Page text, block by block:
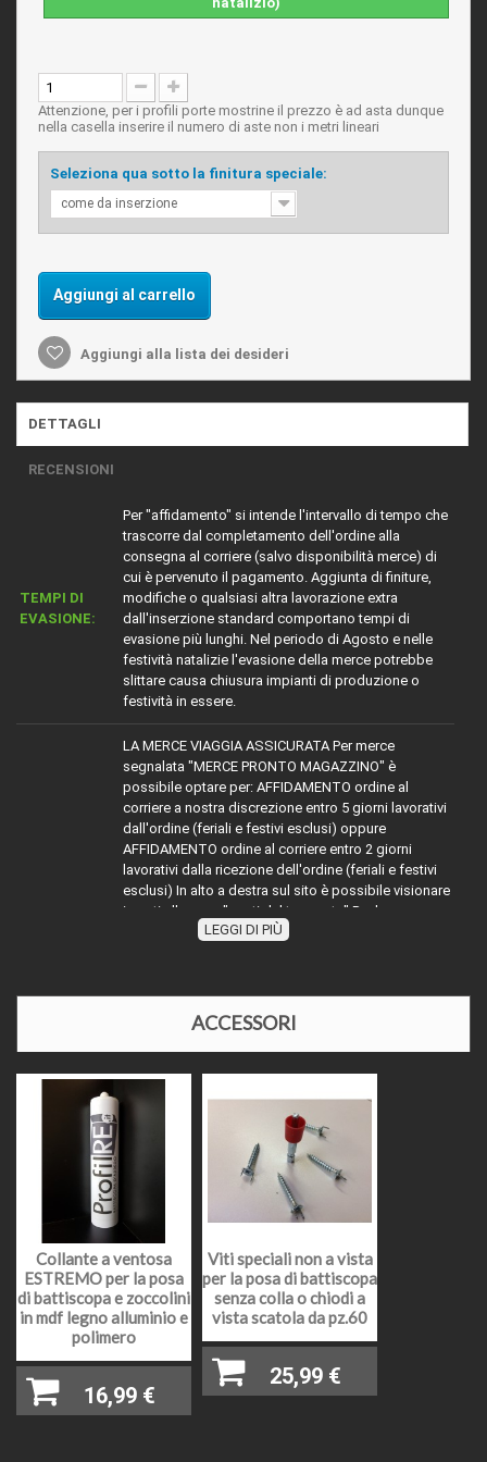
Attenzione, per i profili porte mostrine il prezzo è ad asta dunque
nella casella inserire il numero di aste non i metri lineari
Seleziona qua sotto la finitura speciale:
come da inserzione
Aggiungi al carrello
Aggiungi alla lista dei desideri
DETTAGLI
RECENSIONI
TEMPI DI
EVASIONE:
Per "affidamento" si intende l'intervallo di tempo che
trascorre dal completamento dell'ordine alla
consegna al corriere (salvo disponibilità merce) di
cui è pervenuto il pagamento. Aggiunta di finiture,
modifiche o qualsiasi altra lavorazione extra
dall'inserzione standard comportano tempi di
evasione più lunghi. Nel periodo di Agosto e nelle
festività natalizie l'evasione della merce potrebbe
slittare causa chiusura impianti di produzione o
festività in essere.
LA MERCE VIAGGIA ASSICURATA Per merce
segnalata "MERCE PRONTO MAGAZZINO" è
possibile optare per: AFFIDAMENTO ordine al
corriere a nostra discrezione entro 5 giorni lavorativi
dall'ordine (feriali e festivi esclusi) oppure
AFFIDAMENTO ordine al corriere entro 2 giorni
lavorativi dalla ricezione dell'ordine (feriali e festivi
esclusi) In alto a destra sul sito è possibile visionare
i costi alla voce "costi del trasporto" Per la merce
con diciture diverse da MERCE PRONTO
evaso 2 giorni lavorativi) ai tempi dell'affidamento al
corriere richiesto, oppure contattarci
telefonicamente o via mail per disponibilità e relativi
tempi di affidamento al corriere. Nel periodo di
Agosto e nelle festività natalizie l'affidamento della
merce ai corrieri potrebbe slittare causa chiusura
impianti di produzione o festività in essere.
PREZZI E IVA
Il prezzo come indicato, si intende per asta da cm
225 (salvo indicazioni diverse) e comprensivo di iva
al 22%, il prodotto facendo parte dei prodotti definiti
"materia prima" ed essendo una sola cessione
senza la posa in opera, deve essere assoggettato
con iva al 22%, non è possibile avere un iva
agevolata ma è possibile inserirlo nella detrazione
fiscale.
DESCRIZIONE
Coprifilo mostrina in multistrato di legno
impiallacciato finitura grezza
TIPO DI
LEGGI DI PIÙ
ACCESSORI
Collante a ventosa
ESTREMO per la posa
di battiscopa e zoccolini
in mdf legno alluminio e
polimero
16,99 €
Viti speciali non a vista
per la posa di battiscopa
senza colla o chiodi a
vista scatola da pz.60
25,99 €